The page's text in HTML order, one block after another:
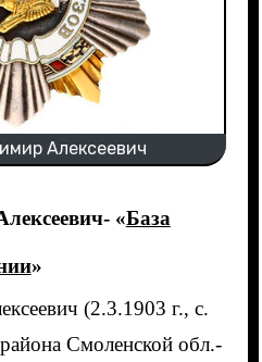
Алексеевич
«База
»
Смоленской обл.-